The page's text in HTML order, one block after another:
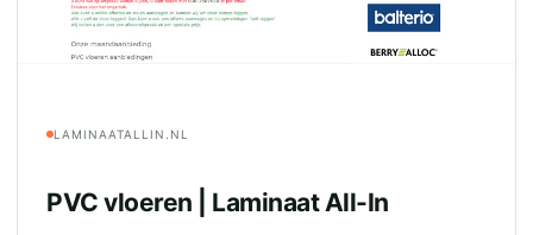
LAMINAATALLIN.NL
PVC vloeren | Laminaat All-In